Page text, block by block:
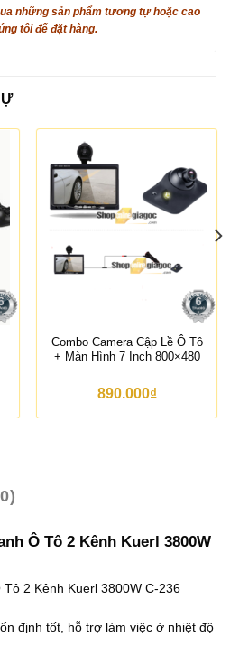
những sản phẩm tương tự hoặc cao
tôi để đặt hàng.
Combo Camera Cập Lề Ô Tô
+ Màn Hình 7 Inch 800×480
890.000₫
Ô Tô 2 Kênh Kuerl 3800W
2 Kênh Kuerl 3800W C-236
định tốt, hỗ trợ làm việc ở nhiệt độ